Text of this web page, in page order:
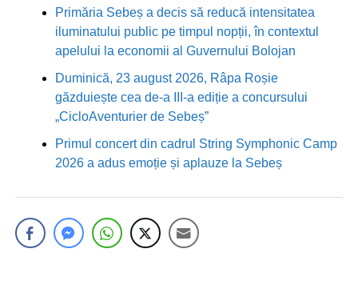
Primăria Sebeș a decis să reducă intensitatea
iluminatului public pe timpul nopții, în contextul
apelului la economii al Guvernului Bolojan
Duminică, 23 august 2026, Râpa Roșie
găzduiește cea de-a III-a ediție a concursului
„CicloAventurier de Sebeș”
Primul concert din cadrul String Symphonic Camp
2026 a adus emoție și aplauze la Sebeș